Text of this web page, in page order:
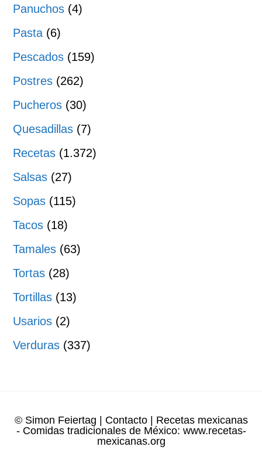
Panuchos (4)
Pasta (6)
Pescados (159)
Postres (262)
Pucheros (30)
Quesadillas (7)
Recetas (1.372)
Salsas (27)
Sopas (115)
Tacos (18)
Tamales (63)
Tortas (28)
Tortillas (13)
Usarios (2)
Verduras (337)
© Simon Feiertag Contacto| Recetas mexicanas
- Comidas tradicionales de México: www.recetas-
mexicanas.org